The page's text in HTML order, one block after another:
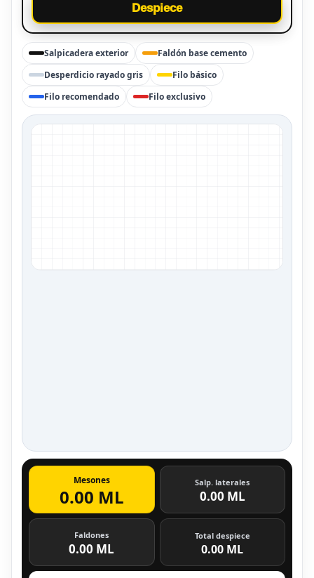
Despiece
Salpicadera exterior
Faldón base cemento
Desperdicio rayado gris
Filo básico
Filo recomendado
Filo exclusivo
Mesones
0.00 ML
Salp. laterales
0.00 ML
Faldones
0.00 ML
Total despiece
0.00 ML